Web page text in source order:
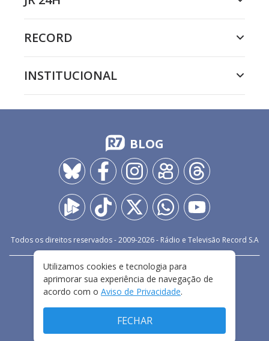
RECORD
INSTITUCIONAL
BLOG
Todos os direitos reservados - 2009-2026- Rádio e Televisão Record S.A
FALE CONOSCO
PRIVACIDADE
TERMOS E CONDIÇÕES DE USO
Utilizamos cookies e tecnologia para
aprimorar sua experiência de navegação de
acordo com o Aviso de Privacidade.
FECHAR